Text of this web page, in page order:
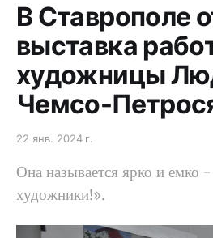
В Ставрополе
выставка
художницы
Чемсо-
22 янв. 2024 г.
Она называется ярко и
художники!».